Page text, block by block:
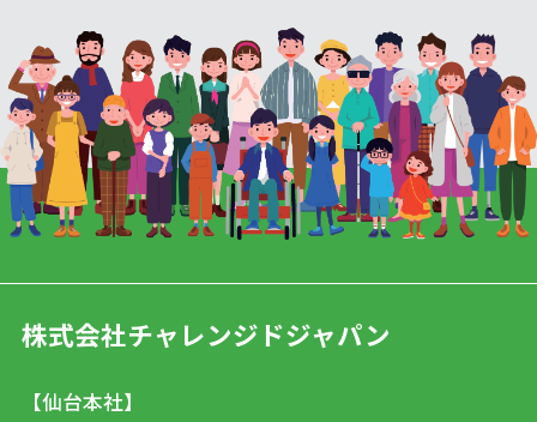
株式会社チャレンジドジャパン
【仙台本社】